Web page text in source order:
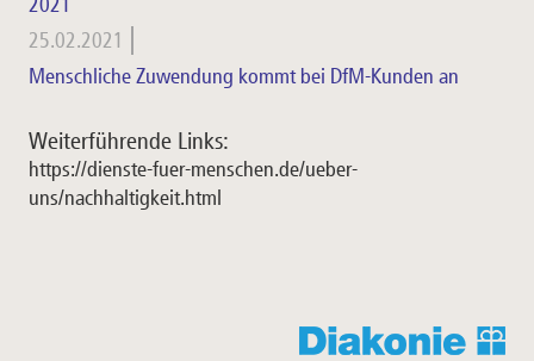
25.02.2021
Menschliche Zuwendung kommt bei DfM-Kunden an
Weiterführende Links:
https://dienste-fuer-menschen.de/ueber-
uns/nachhaltigkeit.html